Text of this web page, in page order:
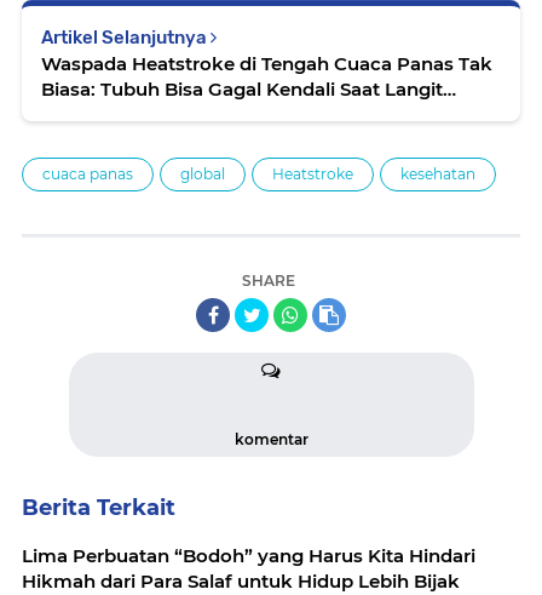
Artikel Selanjutnya
Waspada Heatstroke di Tengah Cuaca Panas Tak
Biasa: Tubuh Bisa Gagal Kendali Saat Langit
cuaca panas global Heatstroke kesehatan
SHARE
komentar
Berita Terkait
Lima Perbuatan “Bodoh” yang Harus Kita Hindari
Hikmah dari Para Salaf untuk Hidup Lebih Bijak